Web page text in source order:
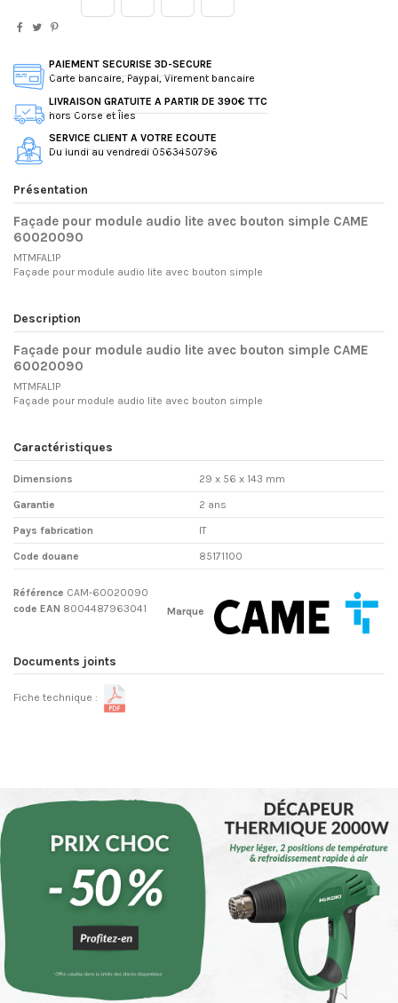
PAIEMENT SECURISE 3D-SECURE
Carte bancaire, Paypal, Virement bancaire
LIVRAISON GRATUITE A PARTIR DE 390€ TTC
hors Corse et Îles
SERVICE CLIENT A VOTRE ECOUTE
Du lundi au vendredi 0563450796
Présentation
Façade pour module audio lite avec bouton simple CAME
60020090
MTMFAL1P
Façade pour module audio lite avec bouton simple
Description
Façade pour module audio lite avec bouton simple CAME
60020090
MTMFAL1P
Façade pour module audio lite avec bouton simple
Caractéristiques
Dimensions 29 x 56 x 143 mm
Garantie 2 ans
Pays fabrication IT
Code douane 85171100
Marque
Référence CAM-60020090
code EAN 8004487963041
Documents joints
Fiche technique :